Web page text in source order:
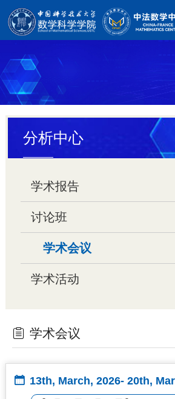
网站首
中
新闻动
人员队伍
中
行
学
讨论
分析中心
学术报告
讨论班
学术会议
学术活动
 学术会议
 13th, March, 2026- 20th,